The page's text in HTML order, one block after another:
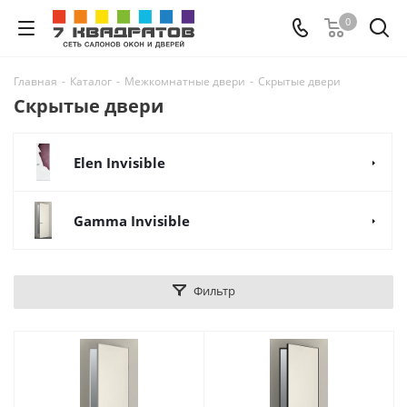
0
Главная - Каталог - Межкомнатные двери - Скрытые двери
Скрытые двери
Elen Invisible
Gamma Invisible
Фильтр